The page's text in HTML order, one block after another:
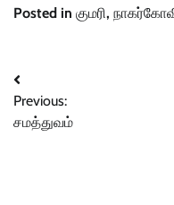
Posted in குமரி,
Post
navigation
Previous:
சமத்துவம்